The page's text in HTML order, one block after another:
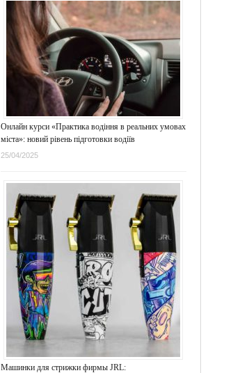
Онлайн курси «Практика водіння в реальних умовах
міста»: новий рівень підготовки водіїв
25/04/2025
Машинки для стрижки фирмы JRL: